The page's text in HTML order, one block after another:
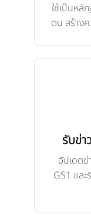
ใช้เป็นหลั
ตน สร้าง
รับข่า
อัปเดตข่
GS1 แล